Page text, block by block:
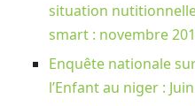
situation
smart : novembre
Enquête nationale
l’Enfant au niger :